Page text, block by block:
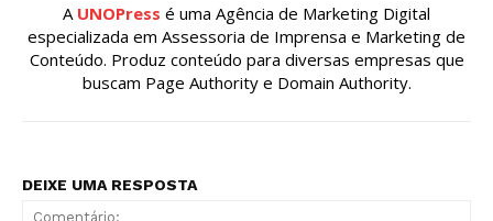
A UNOPress é uma Agência de Marketing Digital
especializada em Assessoria de Imprensa e Marketing de
Conteúdo. Produz conteúdo para diversas empresas que
buscam Page Authority e Domain Authority.
DEIXE UMA RESPOSTA